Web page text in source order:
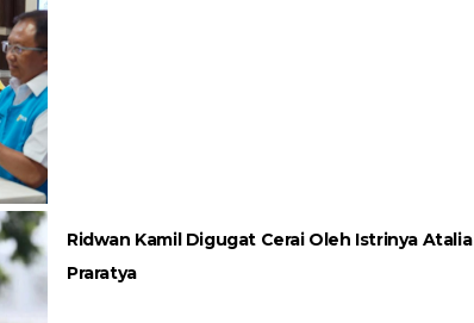
Ridwan Kamil Digugat Cerai Oleh Istrinya Atalia
Praratya